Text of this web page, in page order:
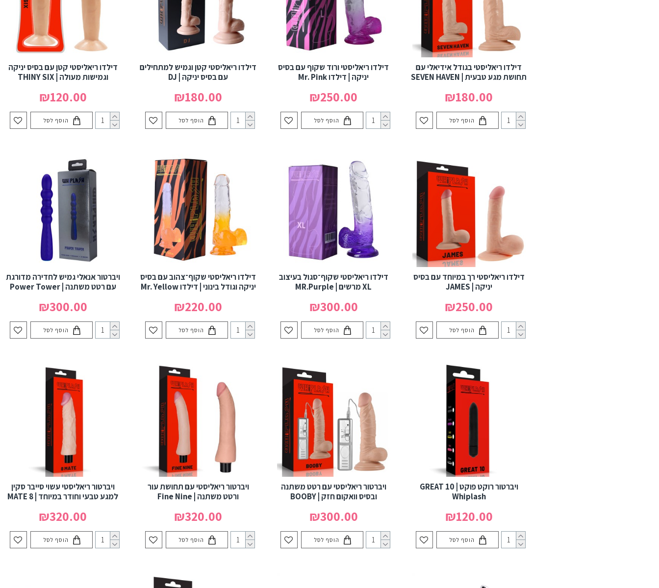
דילדו ריאליסטי בגודל אידיאלי עם
תחושת מגע טבעית | SEVEN HAVEN
₪180.00
הוסף לסל
דילדו ריאליסטי ורוד שקוף עם בסיס
יניקה | דילדו Mr. Pink
₪250.00
הוסף לסל
דילדו ריאליסטי קטן וגמיש למתחילים
עם בסיס יניקה | DJ
₪180.00
הוסף לסל
דילדו ריאליסטי קטן עם בסיס יניקה
וגמישות מעולה | THINY SIX
₪120.00
הוסף לסל
דילדו ריאליסטי רך במיוחד עם בסיס
יניקה | JAMES
₪250.00
הוסף לסל
דילדו ריאליסטי שקוף־סגול בעיצוב
XL מרשים | MR.Purple
₪300.00
הוסף לסל
דילדו ריאליסטי שקוף־צהוב עם בסיס
יניקה וגודל בינוני | דילדו Mr. Yellow
₪220.00
הוסף לסל
ויברטור אנאלי גמיש לחדירה מדורגת
עם רטט משתנה | Power Tower
₪300.00
הוסף לסל
ויברטור רוקט פוקט | GREAT 10
Whiplash
₪120.00
הוסף לסל
ויברטור ריאליסטי עם רטט משתנה
ובסיס וואקום חזק | BOOBY
₪300.00
הוסף לסל
ויברטור ריאליסטי עם תחושת עור
ורטט משתנה | Fine Nine
₪320.00
הוסף לסל
ויברטור ריאליסטי עשוי סייבר סקין
למגע טבעי וחודר במיוחד | 8 MATE
₪320.00
הוסף לסל